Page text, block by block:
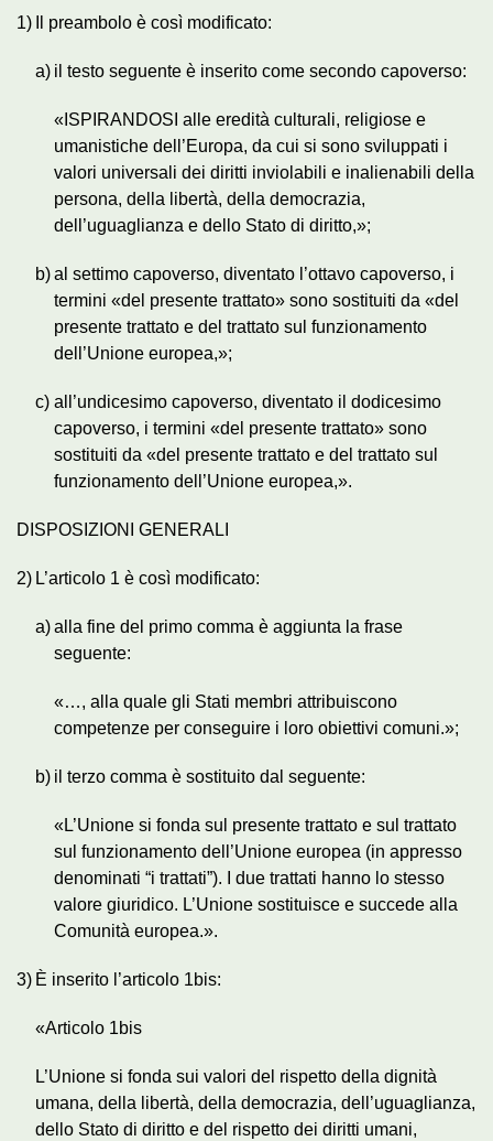
1) Il preambolo è così modificato:
a) il testo seguente è inserito come secondo capoverso:
«ISPIRANDOSI alle eredità culturali, religiose e
umanistiche dell’Europa, da cui si sono sviluppati i
valori universali dei diritti inviolabili e inalienabili della
persona, della libertà, della democrazia,
dell’uguaglianza e dello Stato di diritto,»;
b)al settimo capoverso, diventato l’ottavo capoverso, i
termini «del presente trattato» sono sostituiti da «del
presente trattato e del trattato sul funzionamento
dell’Unione europea,»;
c) all’undicesimo capoverso, diventato il dodicesimo
capoverso, i termini «del presente trattato» sono
sostituiti da «del presente trattato e del trattato sul
funzionamento dell’Unione europea,».
DISPOSIZIONI GENERALI
2) L’articolo 1 è così modificato:
a)alla fine del primo comma è aggiunta la frase
seguente:
«…, alla quale gli Stati membri attribuiscono
competenze per conseguire i loro obiettivi comuni.»;
b) il terzo comma è sostituito dal seguente:
«L’Unione si fonda sul presente trattato e sul trattato
sul funzionamento dell’Unione europea (in appresso
denominati “i trattati”). I due trattati hanno lo stesso
valore giuridico. L’Unione sostituisce e succede alla
Comunità europea.».
3) È inserito l’articolo 1bis:
«Articolo 1bis
L’Unione si fonda sui valori del rispetto della dignità
umana, della libertà, della democrazia, dell’uguaglianza,
dello Stato di diritto e del rispetto dei diritti umani,